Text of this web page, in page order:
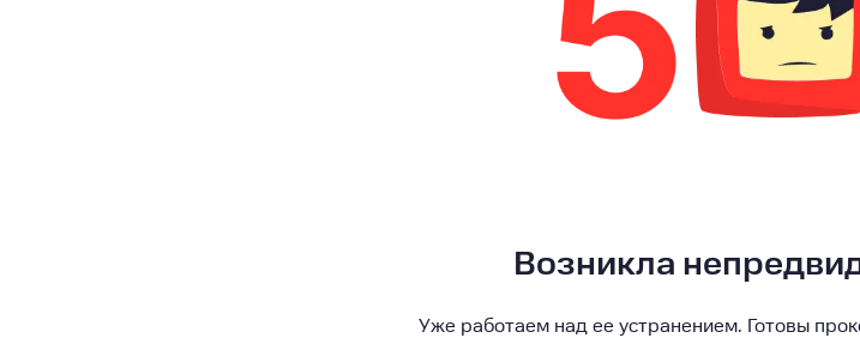
Возникла
Уже работаем над ее устранением. Готовы